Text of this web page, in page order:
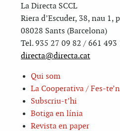
La Directa SCCL
Riera d’Escuder, 38, nau 1,
08028 Sants (Barcelona)
Tel. 935 27 09 82 / 661 493
directa@directa.cat
Qui som
La Cooperativa / Fes-
Subscriu-t’hi
Botiga en línia
Revista en paper